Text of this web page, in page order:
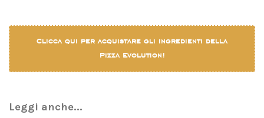
Clicca qui per acquistare gli ingredienti della
Pizza Evolution!
Leggi anche...